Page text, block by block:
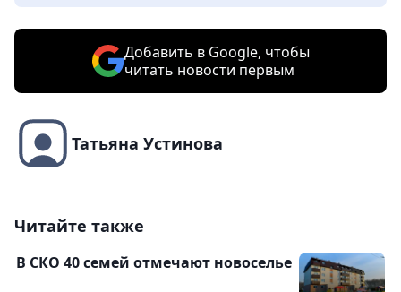
Добавить в Google, чтобы
читать новости первым
Татьяна Устинова
Читайте также
В СКО 40 семей отмечают новоселье